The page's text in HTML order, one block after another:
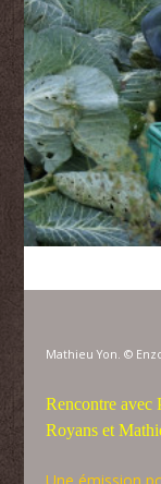
Mathieu Yon.©
Rencontre avec
Royans et